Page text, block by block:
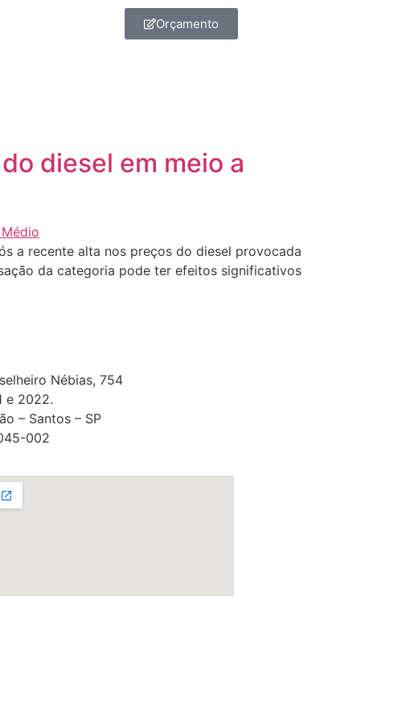
Orçamento
diesel em meio a
a recente alta nos preços do diesel provocada
da categoria pode ter efeitos significativos
Nébias, 754
e 2022.
– Santos – SP
002